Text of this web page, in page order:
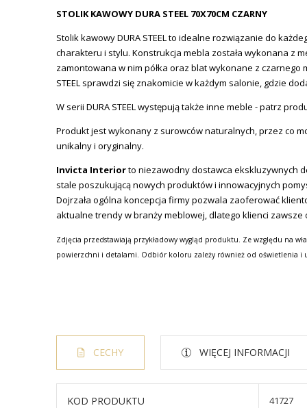
STOLIK KAWOWY DURA STEEL 70X70CM CZARNY
Stolik kawowy DURA STEEL to idealne rozwiązanie do
charakteru i stylu. Konstrukcja mebla została wykonana z
zamontowana w nim półka oraz blat wykonane z
STEEL sprawdzi się znakomicie w każdym salonie, gdzie
W serii DURA STEEL występują także inne meble - patrz
Produkt jest wykonany z surowców naturalnych, przez co
unikalny i oryginalny.
Invicta Interiorto niezawodny dostawca ekskluzywnych
stale poszukującą nowych produktów i innowacyjnych
Dojrzała ogólna koncepcja firmy pozwala zaoferować
aktualne trendy w branży meblowej, dlatego klienci
Zdjęcia przedstawiają przykładowy wygląd produktu. Ze względu na
powierzchni i detalami. Odbiór koloru zależy również od oświetlenia i
CECHY WIĘCEJ INFORMACJI
KOD PRODUKTU 41727